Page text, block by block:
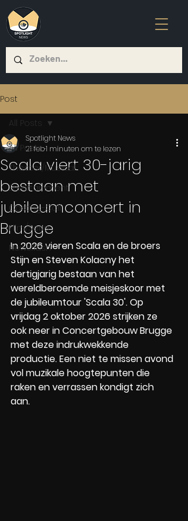
Post
All Posts
Theater/Musical
Entertainment
Casting-Call
Film/Serie
Newsflash
All Posts
Scala viert 30-jarig
bestaan met
jubileumconcert in
Brugge
Spotlight News
21 feb1 minuten om te lezen
In 2026 vieren Scala en de broers
Stijn en Steven Kolacny het
dertigjarig bestaan van het
wereldberoemde meisjeskoor met
de jubileumtour 'Scala 30'. Op
vrijdag 2 oktober 2026 strijken ze
ook neer in Concertgebouw Brugge
met deze indrukwekkende
productie. Een niet te missen avond
vol muzikale hoogtepunten die
raken en verrassen kondigt zich
aan.